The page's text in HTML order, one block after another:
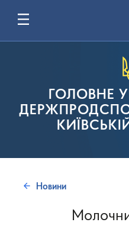
ГОЛОВНЕ
Новини